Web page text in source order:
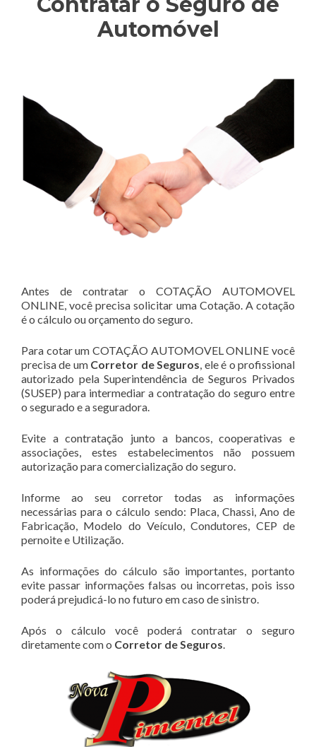
Automóvel
Antes de contratar o COTAÇÃO AUTOMOVEL
ONLINE, você precisa solicitar uma Cotação. A cotação
é o cálculo ou orçamento do seguro.
Para cotar um COTAÇÃO AUTOMOVEL ONLINE você
precisa de um Corretor de Seguros, ele é o profissional
autorizado pela Superintendência de Seguros Privados
(SUSEP) para intermediar a contratação do seguro entre
o segurado e a seguradora.
Evite a contratação junto a bancos, cooperativas e
associações, estes estabelecimentos não possuem
autorização para comercialização do seguro.
Informe ao seu corretor todas as informações
necessárias para o cálculo sendo: Placa, Chassi, Ano de
Fabricação, Modelo do Veículo, Condutores, CEP de
pernoite e Utilização.
As informações do cálculo são importantes, portanto
evite passar informações falsas ou incorretas, pois isso
poderá prejudicá-lo no futuro em caso de sinistro.
Após o cálculo você poderá contratar o seguro
diretamente com o Corretor de Seguros.